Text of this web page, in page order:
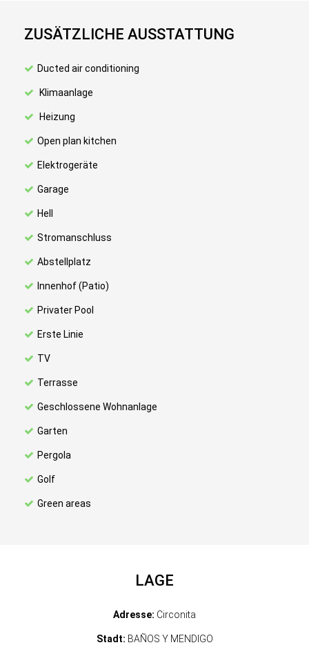
ZUSÄTZLICHE AUSSTATTUNG
Ducted air conditioning
Klimaanlage
Heizung
Open plan kitchen
Elektrogeräte
Garage
Hell
Stromanschluss
Abstellplatz
Innenhof (Patio)
Privater Pool
Erste Linie
TV
Terrasse
Geschlossene Wohnanlage
Garten
Pergola
Golf
Green areas
LAGE
Adresse: Circonita
Stadt: BAÑOS Y MENDIGO